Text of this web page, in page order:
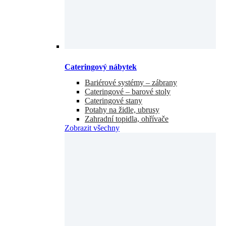
Cateringový nábytek
Bariérové systémy – zábrany
Cateringové – barové stoly
Cateringové stany
Potahy na židle, ubrusy
Zahradní topidla, ohřívače
Zobrazit všechny